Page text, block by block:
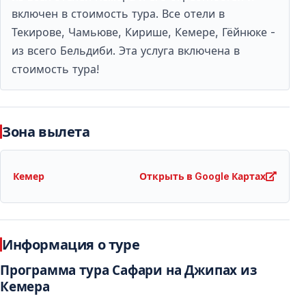
джип-сафари
Что надеть и взять с собой
Рекомендуется удобная одежда и закрытая обувь.
Будьте готовы к пыли и возможному намоканию.
Защита от солнца
Обязательно возьмите солнцезащитный крем,
головной убор и воду, особенно в летний сезон.
Следование правилам безопасности обеспечит
комфортное и безопасное путешествие.
включен в стоимость тура. Все отели в
Текирове, Чамьюве, Кирише, Кемере, Гёйнюке -
из всего Бельдиби. Эта услуга включена в
стоимость тура!
Зона вылета
Кемер Открыть в Google Картах
Информация о туре
Программа тура Сафари на Джипах из
Кемера